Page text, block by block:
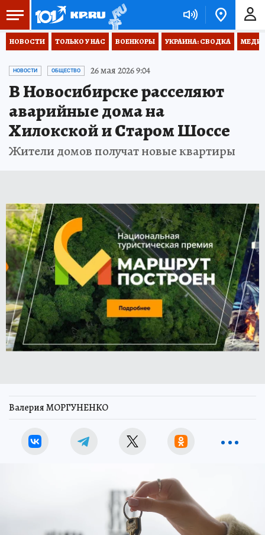
НОВОСТИ ТОЛЬКО У НАС ВОЕНКОРЫ УКРАИНА: СВОДКА
НОВОСТИ ОБЩЕСТВО 26 мая 2026 9:04
В Новосибирске расселяют
аварийные дома на
Хилокской и Старом Шоссе
Жители домов получат новые квартиры
Валерия МОРГУНЕНКО